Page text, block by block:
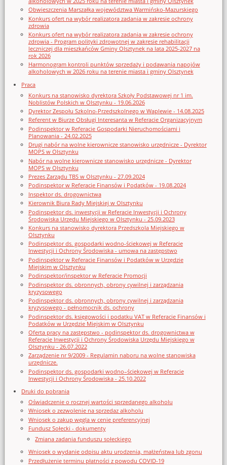
Obwieszczenia Marszałka województwa Warmińsko-Mazurskiego
Konkurs ofert na wybór realizatora zadania w zakresie ochrony
zdrowia
Konkurs ofert na wybór realizatora zadania w zakresie ochrony
zdrowia - Program polityki zdrowotnej w zakresie rehabilitacji
leczniczej dla mieszkańców Gminy Olsztynek na lata 2025-2027 na
rok 2026
Harmonogram kontroli punktów sprzedaży i podawania napojów
alkoholowych w 2026 roku na terenie miasta i gminy Olsztynek
Praca
Konkurs na stanowisko dyrektora Szkoły Podstawowej nr 1 im.
Noblistów Polskich w Olsztynku - 19.06.2026
Dyrektor Zespołu Szkolno-Przedszkolnego w Waplewie - 14.08.2025
Referent w Biurze Obsługi Interesanta w Referacie Organizacyjnym
Podinspektor w Referacie Gospodarki Nieruchomościami i
Planowania - 24.02.2025
Drugi nabór na wolne kierownicze stanowisko urzędnicze - Dyrektor
MOPS w Olsztynku
Nabór na wolne kierownicze stanowisko urzędnicze - Dyrektor
MOPS w Olsztynku
Prezes Zarządu TBS w Olsztynku - 27.09.2024
Podinspektor w Referacie Finansów i Podatków - 19.08.2024
Inspektor ds. drogownictwa
Kierownik Biura Rady Miejskiej w Olsztynku
Podinspektor ds. inwestycji w Referacie Inwestycji i Ochrony
Środowiska Urzędu Miejskiego w Olsztynku - 25.09.2023
Konkurs na stanowisko dyrektora Przedszkola Miejskiego w
Olsztynku
Podinspektor ds. gospodarki wodno-ściekowej w Referacie
Inwestycji i Ochrony Środowiska - umowa na zastępstwo
Podinspektor w Referacie Finansów i Podatków w Urzędzie
Miejskim w Olsztynku
Podinspektor/inspektor w Referacie Promocji
Podinspektor ds. obronnych, obrony cywilnej i zarządzania
kryzysowego
Podinspektor ds. obronnych, obrony cywilnej i zarządzania
kryzysowego - pełnomocnik ds. ochrony
Podinspektor ds. księgowości i podatku VAT w Referacie Finansów i
Podatków w Urzędzie Miejskim w Olsztynku
Oferta pracy na zastępstwo - podinspektor ds. drogownictwa w
Referacie Inwestycji i Ochrony Środowiska Urzędu Miejskiego w
Olsztynku - 26.07.2022
Zarządzenie nr 9/2009 - Regulamin naboru na wolne stanowiska
urzędnicze.
Podinspektor ds. gospodarki wodno–ściekowej w Referacie
Inwestycji i Ochrony Środowiska - 25.10.2022
Druki do pobrania
Oświadczenie o rocznej wartości sprzedanego alkoholu
Wniosek o zezwolenie na sprzedaz alkoholu
Wniosek o zakup węgla w cenie preferencyjnej
Fundusz Sołecki - dokumenty
Zmiana zadania funduszu sołeckiego
Wniosek o wydanie odpisu aktu urodzenia, małżeństwa lub zgonu
Przedłużenie terminu płatności z powodu COVID-19